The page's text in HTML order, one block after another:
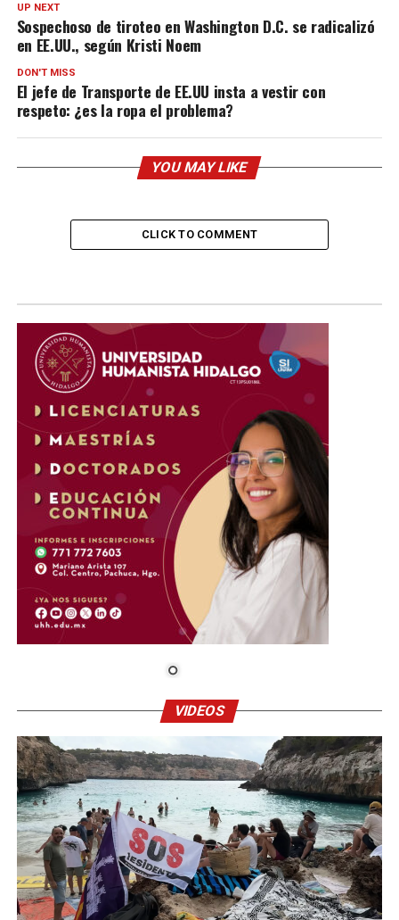
UP NEXT
Sospechoso de tiroteo en Washington D.C. se radicalizó
en EE.UU., según Kristi Noem
DON'T MISS
El jefe de Transporte de EE.UU insta a vestir con
respeto: ¿es la ropa el problema?
YOU MAY LIKE
CLICK TO COMMENT
VIDEOS